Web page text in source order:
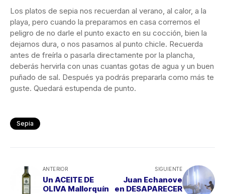
Los platos de sepia nos recuerdan al verano, al calor, a la
playa, pero cuando la preparamos en casa corremos el
peligro de no darle el punto exacto en su cocción, bien la
dejamos dura, o nos pasamos al punto chicle. Recuerda
antes de freírla o pasarla directamente por la plancha,
deberás hervirla con unas cuantas gotas de agua y un buen
puñado de sal. Después ya podrás prepararla como más te
guste. Quedará estupenda de punto.
Sepia
ANTERIOR
Un ACEITE DE
OLIVA Mallorquín
SIGUIENTE
Juan Echanove
en DESAPARECER